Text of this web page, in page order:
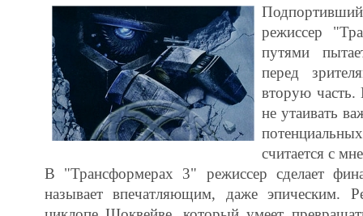
режиссер
путями
перед
вторую часть.
не утаивать
считается с
В "Трансформерах 3" режиссер сделает
называет впечатляющим, даже эпическим.